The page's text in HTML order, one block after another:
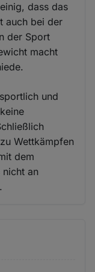
dass das
auch bei der
der Sport
macht
und
Wettkämpfen
dem
nicht an